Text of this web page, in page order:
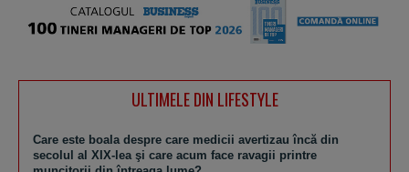
ULTIMELE DIN LIFESTYLE
Care este boala despre care medicii avertizau încă din
secolul al XIX-lea şi care acum face ravagii printre